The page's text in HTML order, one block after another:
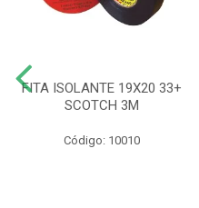
FITA ISOLANTE 19X20 33+
SCOTCH 3M
Código: 10010